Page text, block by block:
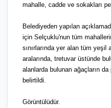
mahalle, cadde ve sokakları
Belediyeden yapılan
için Selçuklu'nun tüm
sınırlarında yer alan tüm
aralarında, tretuvar üstünde
alanlarda bulunan ağaçların
belirtildi.
Görüntülüdür.